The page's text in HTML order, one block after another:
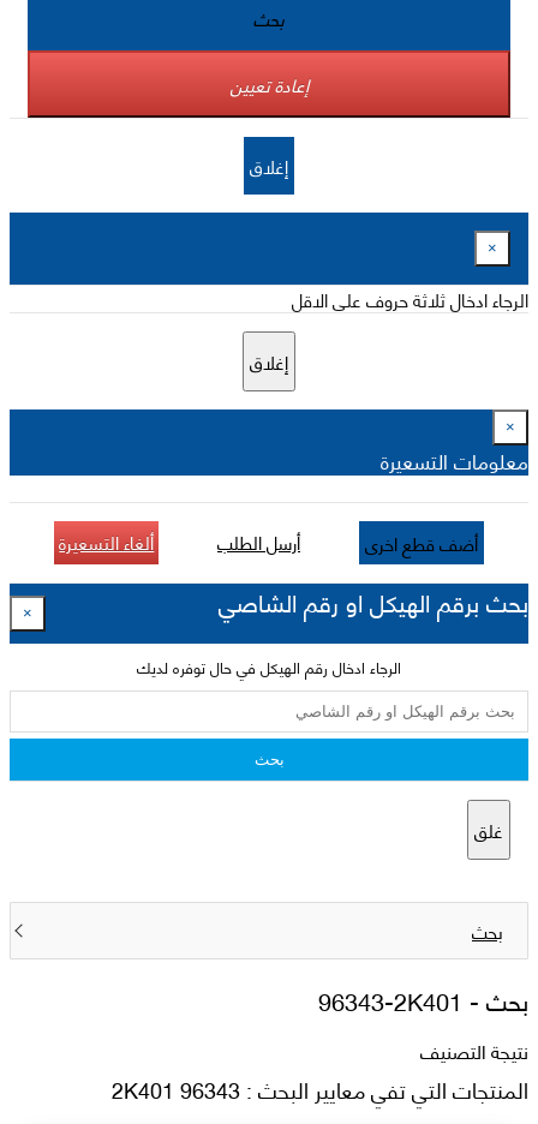
بحث
إعادة تعيين
إغلاق
×
الرجاء ادخال ثلاثة حروف على الاقل
إغلاق
×
معلومات التسعيرة
أضف قطع اخرى أرسل الطلب ألغاء التسعيرة
بحث برقم الهيكل او رقم الشاصي ×
الرجاء ادخال رقم الهيكل في حال توفره لديك
بحث
غلق
بحث
بحث - 96343-2K401
نتيجة التصنيف
المنتجات التي تفي معايير البحث : 96343 2K401